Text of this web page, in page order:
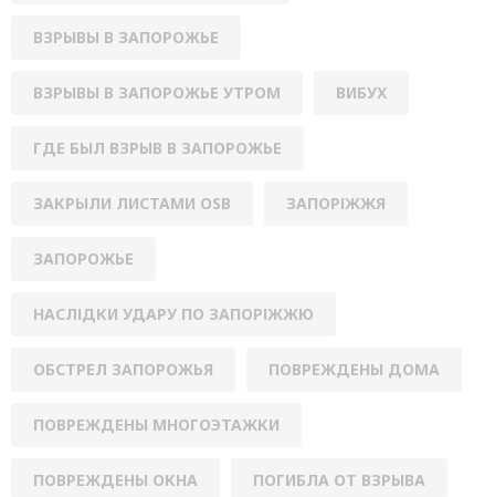
ВЗРЫВЫ В ЗАПОРОЖЬЕ
ВЗРЫВЫ В ЗАПОРОЖЬЕ УТРОМ ВИБУХ
ГДЕ БЫЛ ВЗРЫВ В ЗАПОРОЖЬЕ
ЗАКРЫЛИ ЛИСТАМИ OSB ЗАПОРІЖЖЯ
ЗАПОРОЖЬЕ
НАСЛІДКИ УДАРУ ПО ЗАПОРІЖЖЮ
ОБСТРЕЛ ЗАПОРОЖЬЯ ПОВРЕЖДЕНЫ ДОМА
ПОВРЕЖДЕНЫ МНОГОЭТАЖКИ
ПОВРЕЖДЕНЫ ОКНА ПОГИБЛА ОТ ВЗРЫВА